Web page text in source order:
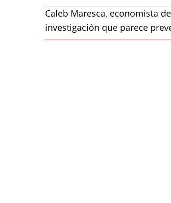
Caleb Maresca, economista
investigación que parece